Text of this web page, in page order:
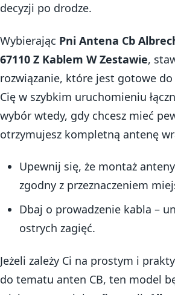
decyzji po drodze.
Wybierając Pni Antena Cb
67110 Z Kablem W Zestawie,
rozwiązanie, które jest gotowe
Cię w szybkim uruchomieniu
wybór wtedy, gdy chcesz mieć
otrzymujesz kompletną antenę
Upewnij się, że montaż
zgodny z przeznaczeniem
Dbaj o prowadzenie kabla –
ostrych zagięć.
Jeżeli zależy Ci na prostym i
do tematu anten CB, ten model